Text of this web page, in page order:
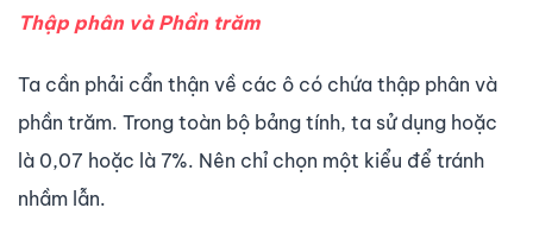
Thập phân và Phần trăm
Ta cần phải cẩn thận về các ô có chứa thập phân và
phần trăm. Trong toàn bộ bảng tính, ta sử dụng hoặc
là 0,07 hoặc là 7%. Nên chỉ chọn một kiểu để tránh
nhầm lẫn.